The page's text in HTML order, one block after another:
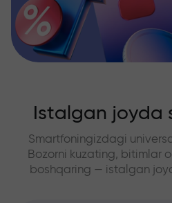
Istalgan joyda
Smartfoningizdagi
Bozorni kuzating, bitimlar
boshqaring — istalgan